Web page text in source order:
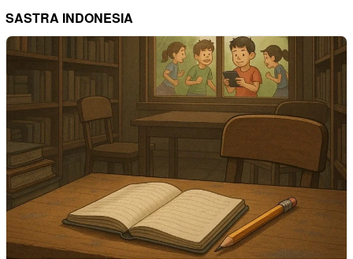
SASTRA INDONESIA